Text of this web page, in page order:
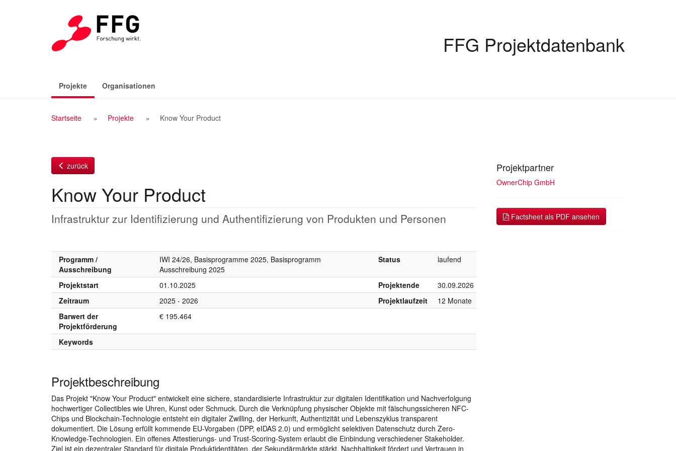
FFG Projektdatenbank
Projekte(aktiv)Organisationen
Breadcrumb
Startseite Projekte Know Your Product
zurück
Know Your Product
Infrastruktur zur Identifizierung und Authentifizierung von Produkten und Personen
Programm /
Ausschreibung
IWI 24/26, Basisprogramme 2025, Basisprogramm
Ausschreibung 2025
Status laufend
Projektstart 01.10.2025 Projektende
30.09.2026
Zeitraum
2025 - 2026 Projektlaufzeit
12 Monate
Barwert der
Projektförderung
€ 195.464
Keywords
Projektbeschreibung
Das Projekt "Know Your Product" entwickelt eine sichere, standardisierte Infrastruktur zur digitalen Identifikation und Nachverfolgung
hochwertiger Collectibles wie Uhren, Kunst oder Schmuck. Durch die Verknüpfung physischer Objekte mit fälschungssicheren NFC-
Chips und Blockchain-Technologie entsteht ein digitaler Zwilling, der Herkunft, Authentizität und Lebenszyklus transparent
dokumentiert. Die Lösung erfüllt kommende EU-Vorgaben (DPP, eIDAS 2.0) und ermöglicht selektiven Datenschutz durch Zero-
Knowledge-Technologien. Ein offenes Attestierungs- und Trust-Scoring-System erlaubt die Einbindung verschiedener Stakeholder.
Ziel ist ein dezentraler Standard für digitale Produktidentitäten, der Sekundärmärkte stärkt, Nachhaltigkeit fördert und Vertrauen in
Projektpartner
OwnerChip GmbH
Factsheet als PDF ansehen